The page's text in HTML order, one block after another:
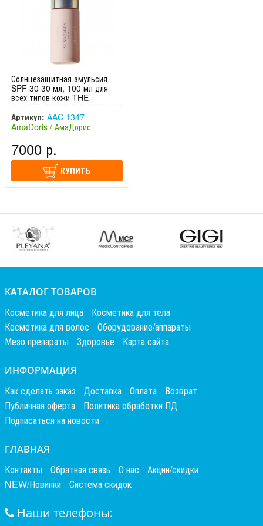
Солнцезащитная эмульсия
SPF 30 30 мл, 100 мл для
всех типов кожи THE
ILLUMINATING SUNSCREEN
Артикул: AAC 1347
AmaDoris / АмаДорис
7000 р.
КУПИТЬ
КАТАЛОГ ТОВАРОВ
Косметика для лица
Косметика для тела
Косметика для волос
Оборудование/аппараты
Мезо препараты
Здоровье Карта сайта
ИНФОРМАЦИЯ
Как сделать заказ Доставка Оплата
Возврат
Публичная оферта
Политика обработки ПД
Подписаться на новости
ГЛАВНАЯ
Контакты Обратная связь О нас
Акции/скидки
NEW/Новинки
Система скидок
Наши телефоны: